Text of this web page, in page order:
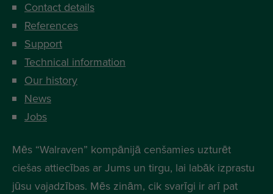
Contact details
References
Support
Technical information
Our history
News
Jobs
Mēs “Walraven” kompānijā cenšamies uzturēt
ciešas attiecības ar Jums un tirgu, lai labāk izprastu
jūsu vajadzības. Mēs zinām, cik svarīgi ir arī pat